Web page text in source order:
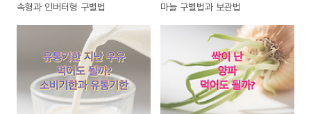
속형과 인버터형 구별법
마늘 구별법과 보관법